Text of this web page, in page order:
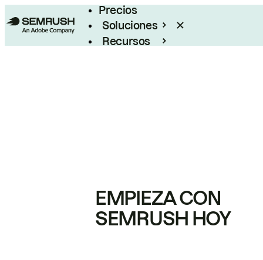
Precios
Soluciones
Recursos
EMPIEZA CON
SEMRUSH HOY